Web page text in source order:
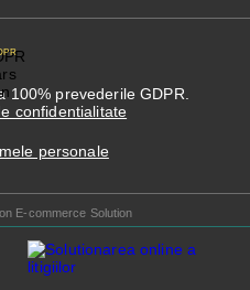
100% prevederile GDPR.
confidentialitate
personale
E-commerce Solution